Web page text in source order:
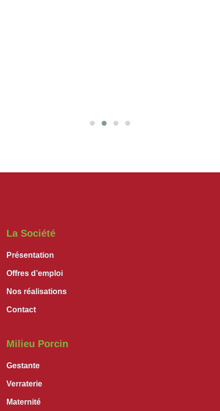
La Société
Présentation
Offres d’emploi
Nos réalisations
Contact
Milieu Porcin
Gestante
Verraterie
Maternité